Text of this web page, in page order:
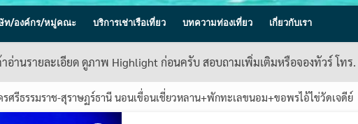
ท/องค์กร/หมู่คณะ บริการเช่าเรือเที่ยว บทความท่องเที่ยว เกี่ยวกับเรา
อ่านรายละเอียด ดูภาพ Highlight ก่อนครับ สอบถามเพิ่มเติมหรือจองทัวร์ โท
ศรีธรรมราช-สุราษฏร์ธานี นอนเขื่อนเชี่ยวหลาน+พักทะเลขนอม+ขอพรไอ้ไข่วัดเจดีย์